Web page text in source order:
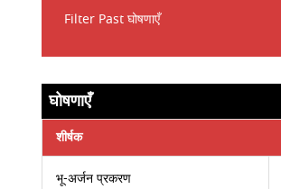
Filter Past घोषणाएँ
घोषणाएँ
शीर्षक
भू-अर्जन प्रकरण